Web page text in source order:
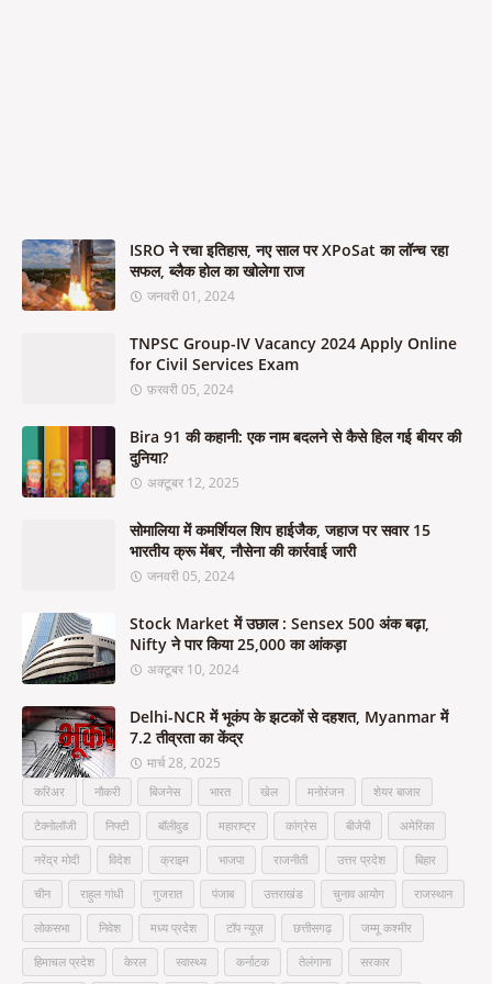
ISRO ने रचा इतिहास, नए साल पर XPoSat का लॉन्च रहा
सफल, ब्लैक होल का खोलेगा राज
जनवरी 01, 2024
TNPSC Group-IV Vacancy 2024 Apply Online
for Civil Services Exam
फ़रवरी 05, 2024
Bira 91 की कहानी: एक नाम बदलने से कैसे हिल गई बीयर की
दुनिया?
अक्टूबर 12, 2025
सोमालिया में कमर्शियल शिप हाईजैक, जहाज पर सवार 15
भारतीय क्रू मेंबर, नौसेना की कार्रवाई जारी
जनवरी 05, 2024
Stock Market में उछाल : Sensex 500 अंक बढ़ा,
Nifty ने पार किया 25,000 का आंकड़ा
अक्टूबर 10, 2024
Delhi-NCR में भूकंप के झटकों से दहशत, Myanmar में
7.2 तीव्रता का केंद्र
मार्च 28, 2025
करिअर नौकरी बिजनेस भारत खेल मनोरंजन शेयर बाजार
टेक्नोलॉजी निफ्टी बॉलीवुड महाराष्ट्र कांग्रेस बीजेपी अमेरिका
नरेंद्र मोदी विदेश क्राइम भाजपा राजनीती उत्तर प्रदेश बिहार
चीन राहुल गांधी गुजरात पंजाब उत्तराखंड चुनाव आयोग राजस्थान
लोकसभा निवेश मध्य प्रदेश टॉप न्यूज़ छत्तीसगढ़ जम्मू कश्मीर
हिमाचल प्रदेश केरल स्वास्थ्य कर्नाटक तेलंगाना सरकार